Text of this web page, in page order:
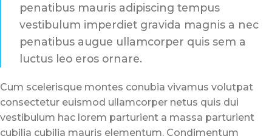
penatibus mauris adipiscing tempus
vestibulum imperdiet gravida magnis a nec
penatibus augue ullamcorper quis sem a
luctus leo eros ornare.
Cum scelerisque montes conubia vivamus volutpat
consectetur euismod ullamcorper netus quis dui
vestibulum hac lorem parturient a massa parturient
cubilia cubilia mauris elementum. Condimentum